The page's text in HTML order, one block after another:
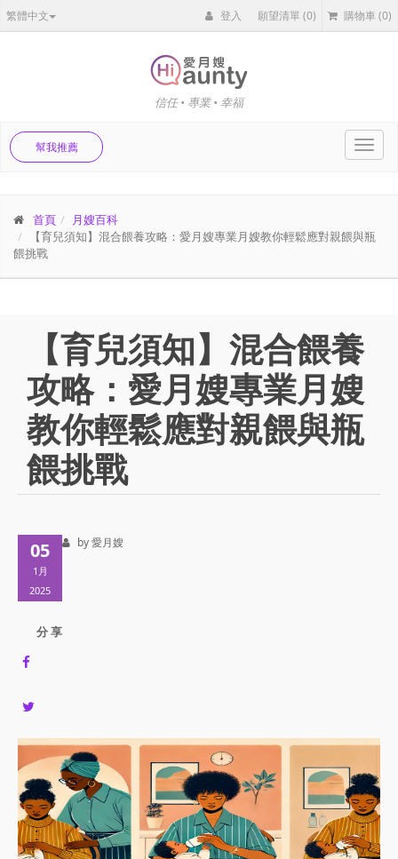
繁體中文 登入 願望清單(0) 購物車 (0)
信任 • 專業 • 幸福
幫我推薦
首頁
月嫂百科
【育兒須知】混合餵養攻略：愛月嫂專業月嫂教你輕鬆應對親餵與瓶
餵挑戰
【育兒須知】混合餵養
攻略：愛月嫂專業月嫂
教你輕鬆應對親餵與瓶
餵挑戰
05
1月
2025
分 享
by 愛月嫂